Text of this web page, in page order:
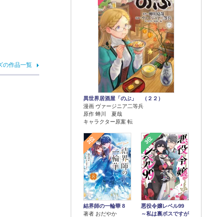
の作品一覧
異世界居酒屋「のぶ」 （２２）
漫画 ヴァージニア二等兵
原作 蝉川 夏哉
キャラクター原案 転
2位
結界師の一輪華 8
著者 おだやか
3位
悪役令嬢レベル99
～私は裏ボスですが